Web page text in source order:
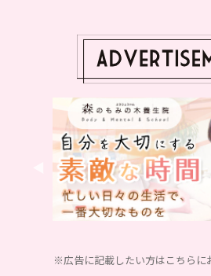
※広告に記載したい方はこちらに